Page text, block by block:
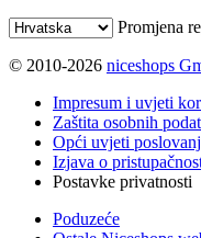
Promjena
© 2010-2026 niceshops
Impresum i uvjeti
Zaštita osobnih
Opći uvjeti
Izjava o
Postavke privatnosti
Poduzeće